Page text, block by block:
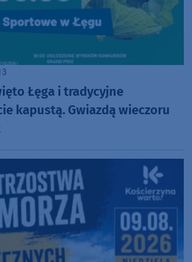
Łęga i tradycyjne
kapustą. Gwiazdą wieczoru